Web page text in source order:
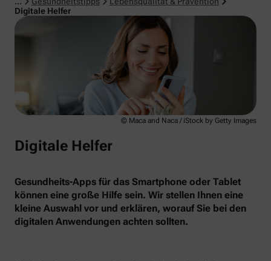
Digitale Helfer
© Maca and Naca / iStock by Getty Images
Digitale Helfer
Gesundheits-Apps für das Smartphone oder Tablet
können eine große Hilfe sein. Wir stellen Ihnen eine
kleine Auswahl vor und erklären, worauf Sie bei den
digitalen Anwendungen achten sollten.